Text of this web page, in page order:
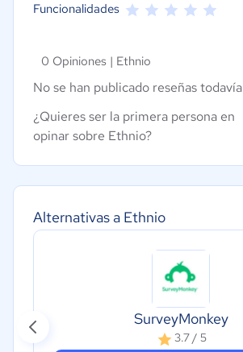
Alternativas a Ethnio
SurveyMonkey
3.7 / 5
Funcionalidades
0 Opiniones | Ethnio
No se han publicado reseñas todavía
¿Quieres ser la primera persona en
opinar sobre Ethnio?